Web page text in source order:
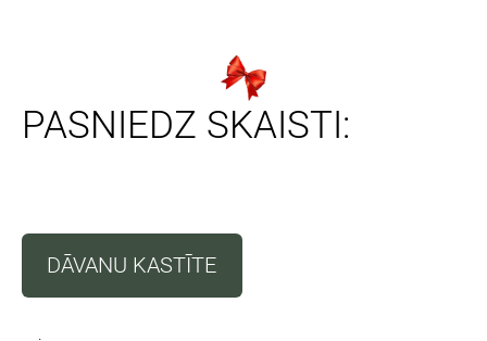
PASNIEDZ SKAISTI:
DĀVANU KASTĪTE